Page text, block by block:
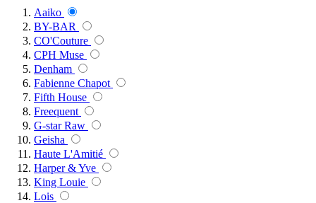
Aaiko
BY-BAR
CO'Couture
CPH Muse
Denham
Fabienne Chapot
Fifth House
Freequent
G-star Raw
Geisha
Haute L'Amitié
Harper & Yve
King Louie
Lois